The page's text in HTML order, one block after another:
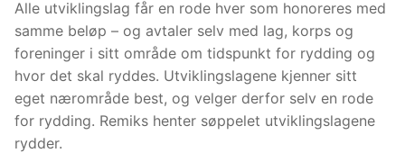
Alle utviklingslag får en rode hver som honoreres med
samme beløp – og avtaler selv med lag, korps og
foreninger i sitt område om tidspunkt for rydding og
hvor det skal ryddes. Utviklingslagene kjenner sitt
eget nærområde best, og velger derfor selv en rode
for rydding. Remiks henter søppelet utviklingslagene
rydder.